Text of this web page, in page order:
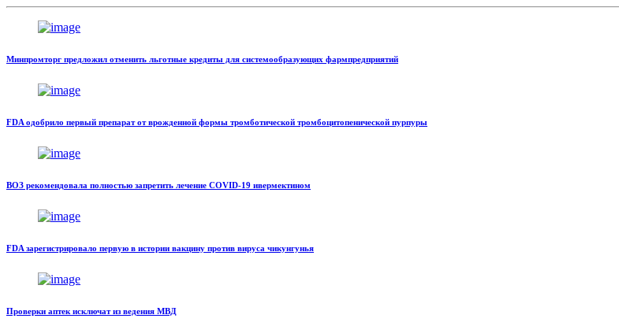
Минпромторг предложил отменить льготные кредиты для системообразующих фармпредприятий
FDA одобрило первый препарат от врожденной формы тромботической тромбоцитопенической пурпуры
ВОЗ рекомендовала полностью запретить лечение COVID-19 ивермектином
FDA зарегистрировало первую в истории вакцину против вируса чикунгунья
Проверки аптек исключат из ведения МВД